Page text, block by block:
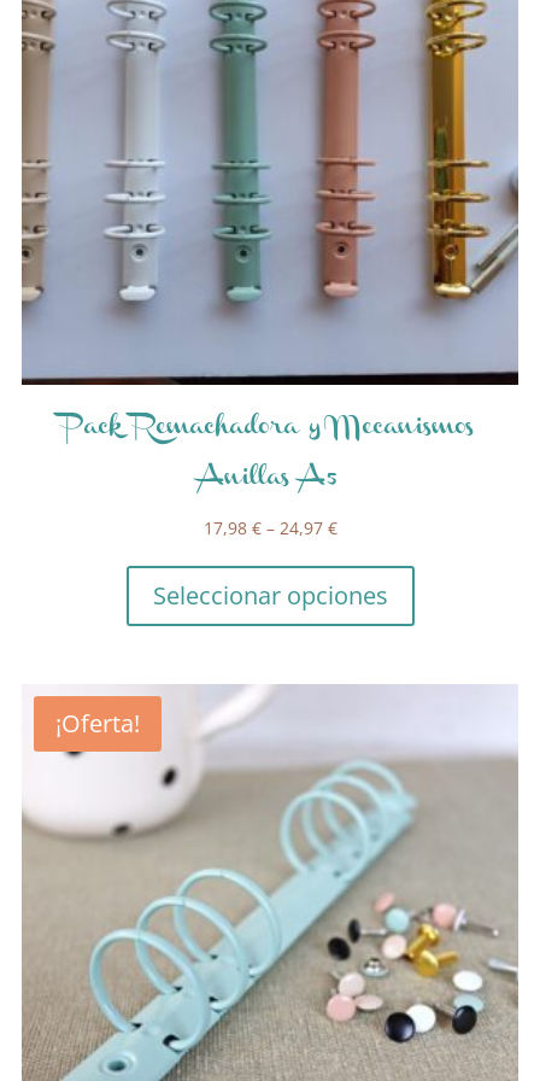
Pack Remachadora y Mecanismos
Anillas A5
17,98 €– 24,97 €
Seleccionar opciones
¡Oferta!